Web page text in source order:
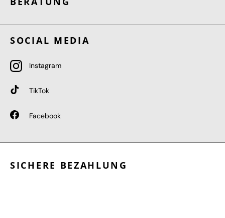
SOCIAL MEDIA
Instagram
TikTok
Facebook
SICHERE BEZAHLUNG